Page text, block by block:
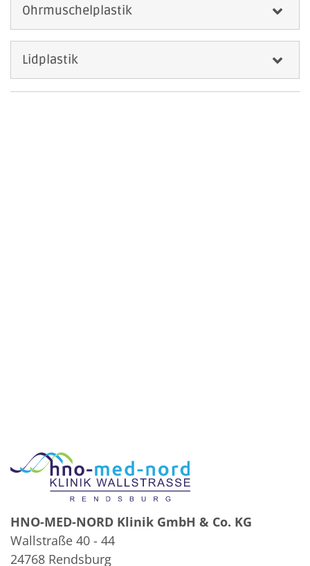
Ohrmuschelplastik
Lidplastik
HNO-MED-NORD Klinik GmbH & Co. KG
Wallstraße 40 - 44
24768 Rendsburg